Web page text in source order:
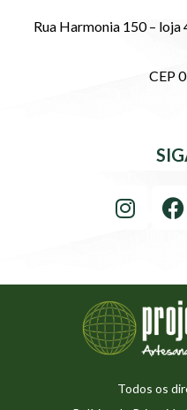
Rua Harmonia 150 – loja
CEP
Todos os